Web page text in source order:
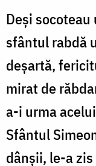
Deși
sfântul rabdă
deșartă,
mirat de
a-i urma
Sfântul
dânșii, le-a